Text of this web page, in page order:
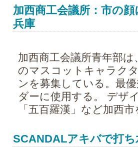
加西商工会議所：市の
兵庫
加西商工会議所青年部
のマスコットキャラク
ンを募集している。最
ダーに使用する。 デザ
「五百羅漢」など加西
SCANDALアキバで打